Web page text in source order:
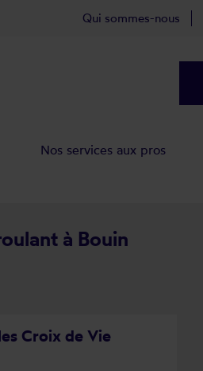
à Bouin
Croix de Vie
Qui sommes-nous
Nos services aux pros